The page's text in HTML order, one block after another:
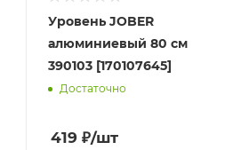
Уровень JOBER
алюминиевый 80 см
390103 [170107645]
Достаточно
419₽/шт